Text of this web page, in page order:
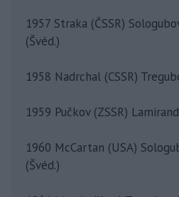
1957 Straka (ČSSR)
(Švéd.)
1958 Nadrchal (CSSR)
1959 Pučkov (ZSSR)
1960 McCartan (USA)
(Švéd.)